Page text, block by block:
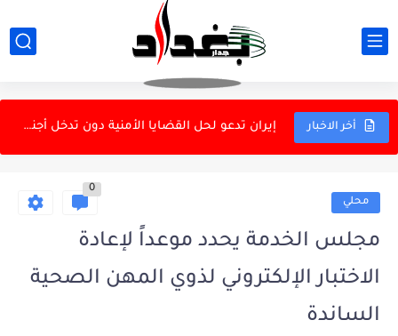
أخر الاخبار
دانة غاز ونفط الهلال: كردستان كانت على علم باتفاق الغاز
إيران تدعو لحل القضايا الأمنية دون تدخل أجنبي
وزير الخزانة الأمريكي: مضيق هرمز لن يعود كما كان
علماء يبتكرون فيروسات جديدة بالذكاء الاصطناعي
محلي
0
مجلس الخدمة يحدد موعداً لإعادة
الاختبار الإلكتروني لذوي المهن الصحية
الساندة